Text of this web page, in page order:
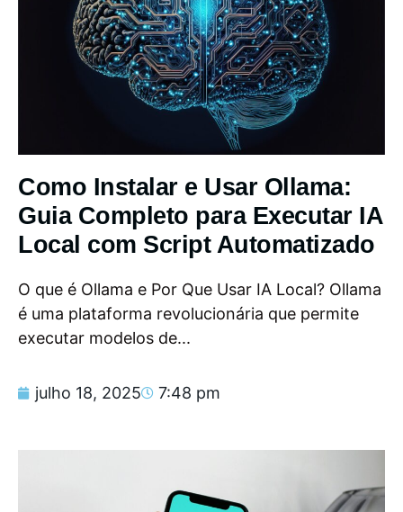
Como Instalar e Usar Ollama:
Guia Completo para Executar IA
Local com Script Automatizado
O que é Ollama e Por Que Usar IA Local? Ollama
é uma plataforma revolucionária que permite
executar modelos de...
julho 18, 2025 7:48 pm